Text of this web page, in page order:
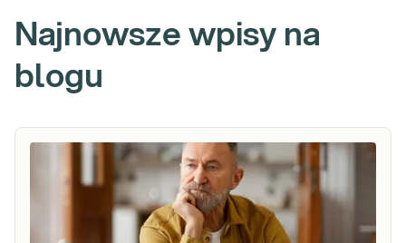
Najnowsze wpisy na
blogu